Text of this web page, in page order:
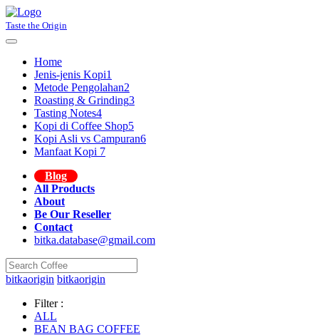
Taste the Origin
Home
Jenis-jenis Kopi1
Metode Pengolahan2
Roasting & Grinding3
Tasting Notes4
Kopi di Coffee Shop5
Kopi Asli vs Campuran6
Manfaat Kopi 7
Blog
All Products
About
Be Our Reseller
Contact
bitka.database@gmail.com
bitkaorigin bitkaorigin
Filter :
ALL
BEAN BAG COFFEE